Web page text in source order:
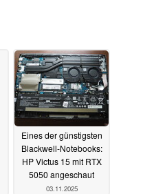
Eines der günstigsten
Blackwell-Notebooks:
HP Victus 15 mit RTX
5050 angeschaut
03.11.2025